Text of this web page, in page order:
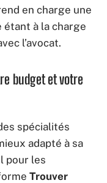
en charge une
à la charge
l’avocat.
budget et votre
spécialités
adapté à sa
pour les
Trouver